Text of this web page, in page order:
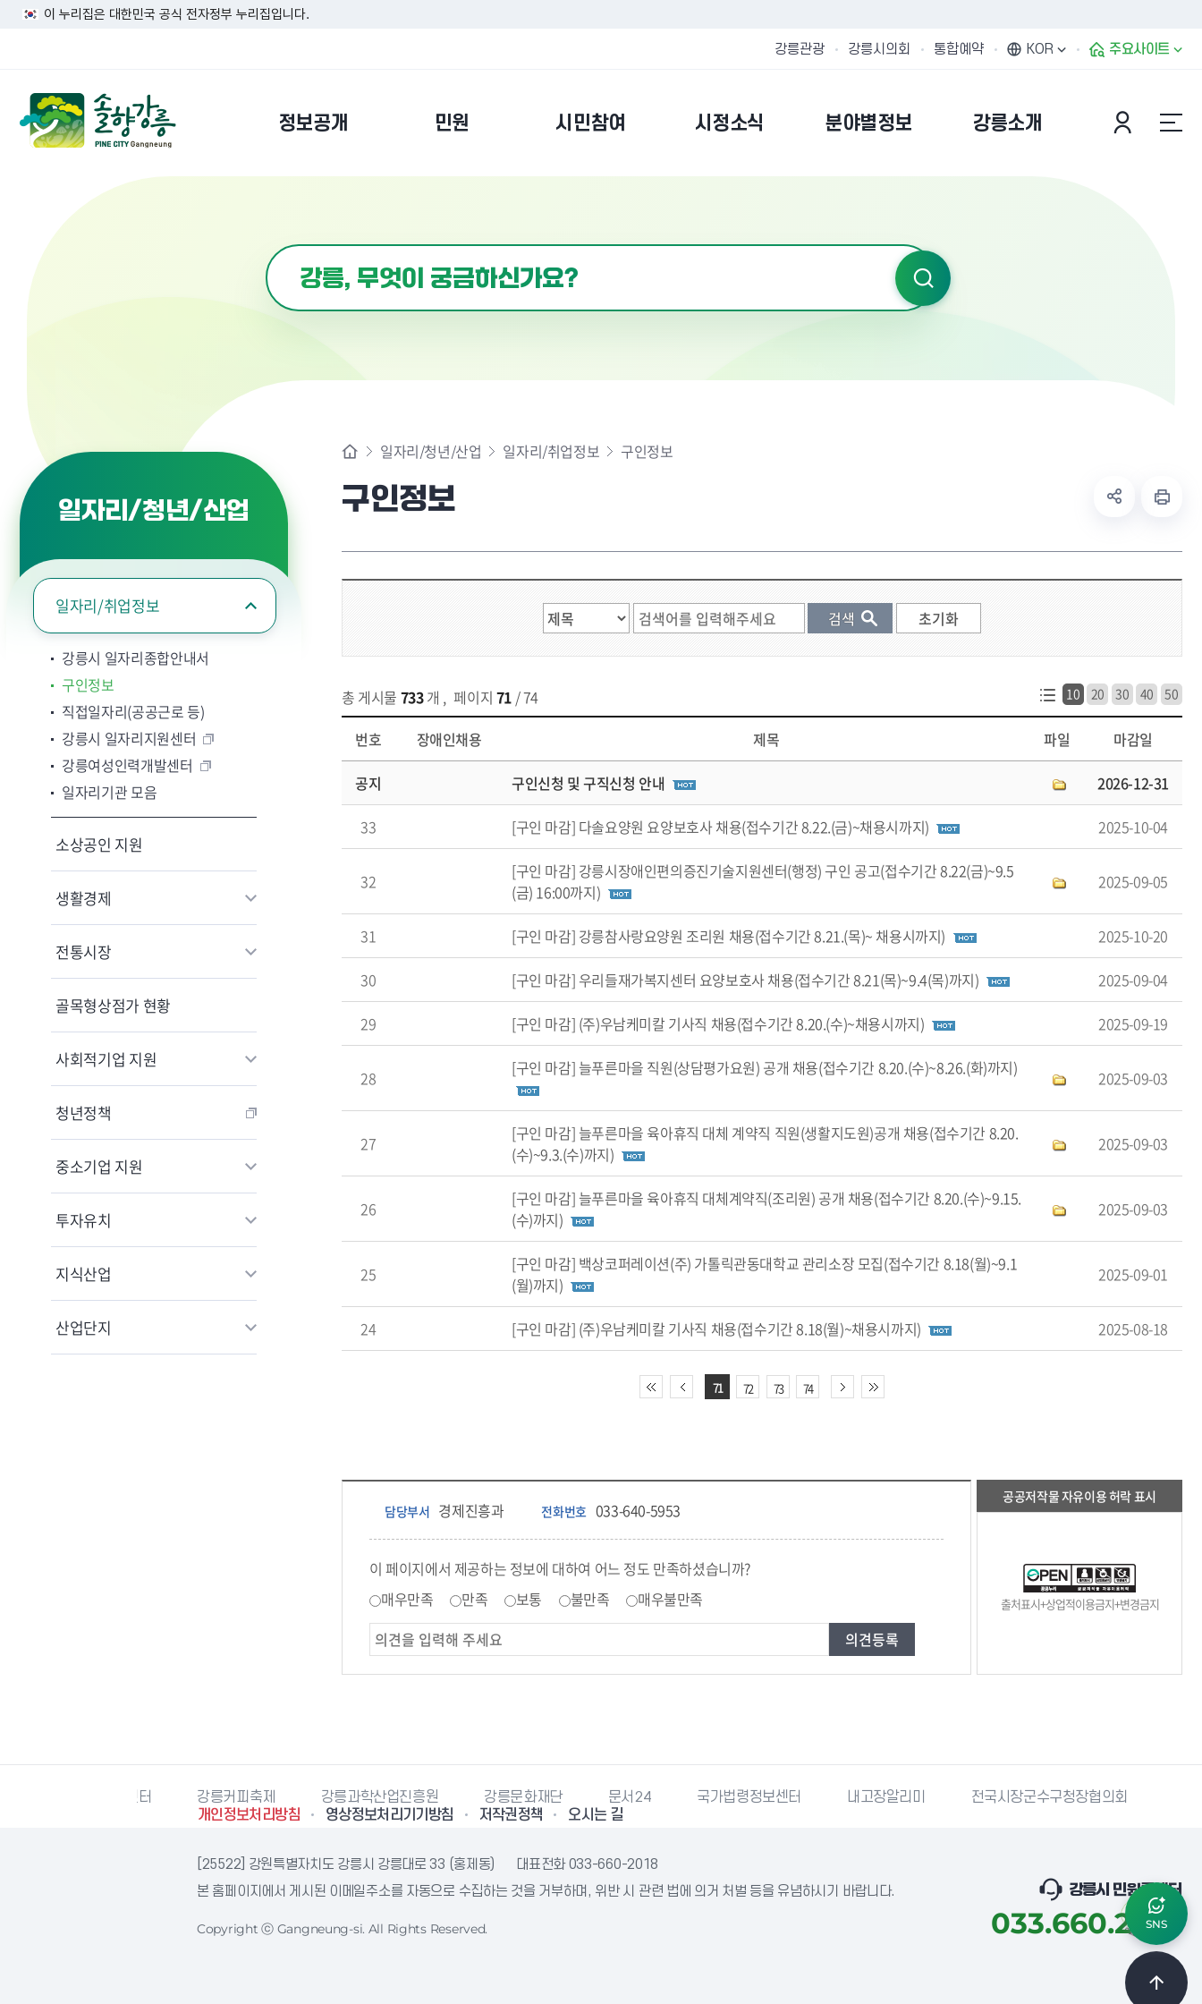
이 누리집은 대한민국 공식 전자정부 누리집입니다.
강릉관광 강릉시의회 통합예약 KOR 주요사이트
정보공개 민원 시민참여 시정소식 분야별정보 강릉소개
일자리/청년/산업
일자리/취업정보
강릉시 일자리종합안내서
구인정보
직접일자리(공공근로 등)
강릉시 일자리지원센터
강릉여성인력개발센터
일자리기관 모음
소상공인 지원
생활경제
전통시장
골목형상점가 현황
사회적기업 지원
청년정책
중소기업 지원
투자유치
지식산업
산업단지
일자리/청년/산업 일자리/취업정보 구인정보
구인정보
총 게시물 733개 , 페이지 71 / 74 10 20 30 40 50
번호 장애인채용 제목 파일 마감일
공지 구인신청 및 구직신청 안내 2026-12-31
33 [구인 마감] 다솔요양원 요양보호사 채용(접수기간 8.22.(금)~채용시까지) 2025-10-04
32
[구인 마감] 강릉시장애인편의증진기술지원센터(행정) 구인 공고(접수기간 8.22(금)~9.5
(금) 16:00까지)
2025-09-05
31 [구인 마감] 강릉참사랑요양원 조리원 채용(접수기간 8.21.(목)~ 채용시까지) 2025-10-20
30 [구인 마감] 우리들재가복지센터 요양보호사 채용(접수기간 8.21(목)~9.4(목)까지) 2025-09-04
29 [구인 마감] (주)우남케미칼 기사직 채용(접수기간 8.20.(수)~채용시까지) 2025-09-19
28 [구인 마감] 늘푸른마을 직원(상담평가요원) 공개 채용(접수기간 8.20.(수)~8.26.(화)까지) 2025-09-03
27
[구인 마감] 늘푸른마을 육아휴직 대체 계약직 직원(생활지도원)공개 채용(접수기간 8.20.
(수)~9.3.(수)까지)
2025-09-03
26
[구인 마감] 늘푸른마을 육아휴직 대체계약직(조리원) 공개 채용(접수기간 8.20.(수)~9.15.
(수)까지)
2025-09-03
25
[구인 마감] 백상코퍼레이션(주) 가톨릭관동대학교 관리소장 모집(접수기간 8.18(월)~9.1
(월)까지)
2025-09-01
24 [구인 마감] (주)우남케미칼 기사직 채용(접수기간 8.18(월)~채용시까지) 2025-08-18
71 72 73 74
담당부서 경제진흥과 전화번호 033-640-5953
이 페이지에서 제공하는 정보에 대하여 어느 정도 만족하셨습니까?
매우만족
만족 보통 불만족 매우불만족
공공저작물 자유이용 허락 표시
출처표시+상업적이용금지+변경금지
강릉커피축제 강릉과학산업진흥원 강릉문화재단 문서24 국가법령정보센터 내고장알리미 전국시장군수구청장협의회 강릉몰
개인정보처리방침
영상정보처리기기방침 저작권정책 오시는 길
[25522] 강원특별자치도 강릉시 강릉대로 33 (홍제동) 대표전화 033-660-2018
본 홈페이지에서 게시된 이메일주소를 자동으로 수집하는 것을 거부하며, 위반 시 관련 법에 의거 처벌 등을 유념하시기 바랍니다.
Copyright ⓒ Gangneung-si. All Rights Reserved.
강릉시 민원콜센터
033.660.2018
SNS